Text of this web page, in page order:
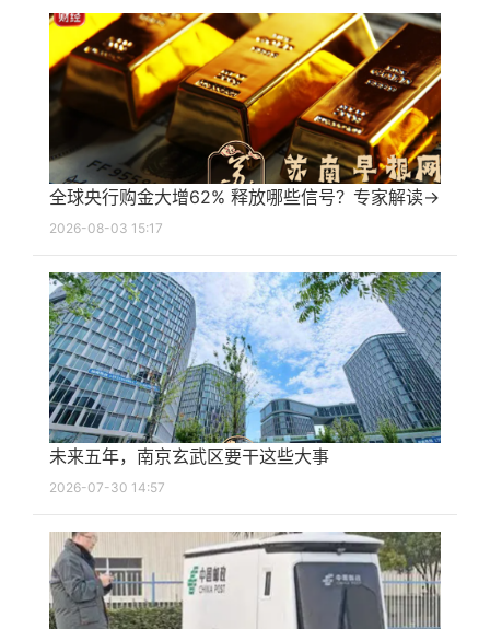
全球央行购金大增62% 释放哪些信号？专家解读→
2026-08-03 15:17
未来五年，南京玄武区要干这些大事
2026-07-30 14:57